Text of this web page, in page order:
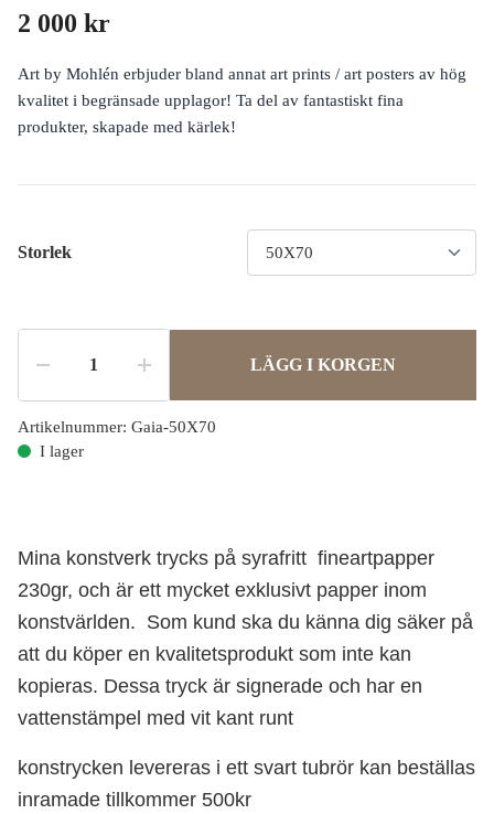
2 000 kr
Art by Mohlén erbjuder bland annat art prints / art posters av hög
kvalitet i begränsade upplagor! Ta del av fantastiskt fina
produkter, skapade med kärlek!
Storlek
LÄGG I KORGEN
Artikelnummer: Gaia-50X70
I lager
Mina konstverk trycks på syrafritt fineartpapper
230gr, och är ett mycket exklusivt papper inom
konstvärlden. Som kund ska du känna dig säker på
att du köper en kvalitetsprodukt som inte kan
kopieras. Dessa tryck är signerade och har en
vattenstämpel med vit kant runt
konstrycken levereras i ett svart tubrör kan beställas
inramade tillkommer 500kr